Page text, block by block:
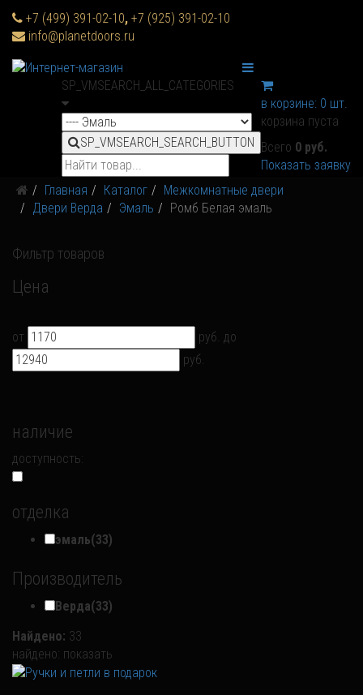
+7 (499) 391-02-10, +7 (925) 391-02-10
info@planetdoors.ru
в корзине: 0 шт.
корзина пуста
Всего 0 руб.
Показать заявку
SP_VMSEARCH_ALL_CATEGORIES
SP_VMSEARCH_SEARCH_BUTTON
Главная Каталог
Межкомнатные двери
Двери Верда
Эмаль Ромб Белая эмаль
Фильтр товаров
Цена
от руб. до
руб.
наличие
доступность:
отделка
эмаль(33)
Производитель
Верда(33)
Найдено: 33
найдено: показать